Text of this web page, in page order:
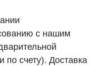
с нашим
по счету). Доставка